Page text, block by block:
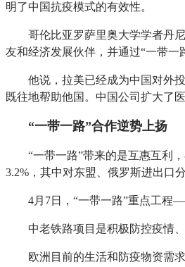
明了中国抗疫模式的有效性。
哥伦比亚罗萨里奥大学学者丹
友和经济发展伙伴，并通过“一带一
他说，拉美已经成为中国对外
既往地帮助他国。中国公司扩大了
“一带一路”合作逆势上扬
“一带一路”带来的是互惠互利
3.2%，其中对东盟、俄罗斯进出口分
4月7日，“一带一路”重点工程
中老铁路项目是积极防控疫情
欧洲目前的生活和防疫物资需